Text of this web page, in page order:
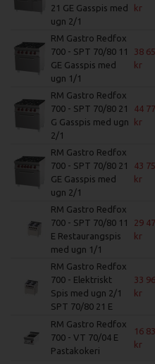
21 GE Gasspis med
ugn 2/1
RM Gastro Redfox
700 - SPT 70/80 11
GE Gasspis med
ugn 1/1
38
RM Gastro Redfox
700 - SPT 70/80 21
G Gasspis med ugn
2/1
44
RM Gastro Redfox
700 - SPT 70/80 21
GE Gasspis med
ugn 2/1
43
RM Gastro Redfox
700 - SPT 70/80 11
E Restaurangspis
med ugn 1/1
29
RM Gastro Redfox
700 - Elektriskt
Spis med ugn 2/1
SPT 70/80 21 E
33
RM Gastro Redfox
700 - VT 70/04 E
Pastakokeri
16